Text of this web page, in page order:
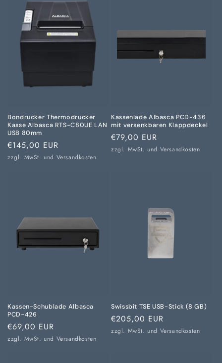
Bondrucker Thermodrucker
Kasse Albasca RTS-C80UE LAN
USB 80mm
Normaler
Preis
€145,00 EUR
zzgl. MwSt. und Versandkosten
Kassenlade Albasca PCD-436
mit versenkbaren Klappdeckel
Normaler
Preis
€79,00 EUR
zzgl. MwSt. und Versandkosten
Kassen-Schublade Albasca
PCD-426
Normaler
Preis
€69,00 EUR
zzgl. MwSt. und Versandkosten
Swissbit TSE USB-Stick (8 GB)
Normaler
Preis
€205,00 EUR
zzgl. MwSt. und Versandkosten